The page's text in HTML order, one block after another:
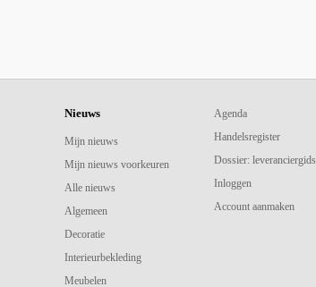
Nieuws
Mijn nieuws
Mijn nieuws voorkeuren
Alle nieuws
Algemeen
Decoratie
Interieurbekleding
Meubelen
Agenda
Handelsregister
Dossier: leveranciergids
Inloggen
Account aanmaken